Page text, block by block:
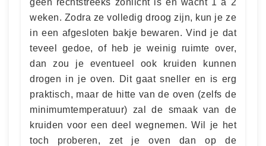
geen rechtstreeks zonlicht is en wacht 1 à 2
weken. Zodra ze volledig droog zijn, kun je ze
in een afgesloten bakje bewaren. Vind je dat
teveel gedoe, of heb je weinig ruimte over,
dan zou je eventueel ook kruiden kunnen
drogen in je oven. Dit gaat sneller en is erg
praktisch, maar de hitte van de oven (zelfs de
minimumtemperatuur) zal de smaak van de
kruiden voor een deel wegnemen. Wil je het
toch proberen, zet je oven dan op de